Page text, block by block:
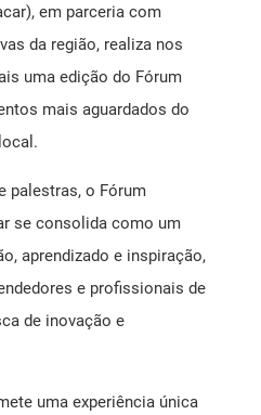
em parceria com
da região, realiza nos
uma edição do Fórum
mais aguardados do
palestras, o Fórum
se consolida como um
aprendizado e inspiração,
e profissionais de
de inovação e
uma experiência única